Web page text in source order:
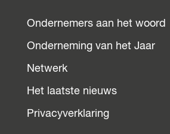
Ondernemers aan het woord
Onderneming van het Jaar
Netwerk
Het laatste nieuws
Privacyverklaring